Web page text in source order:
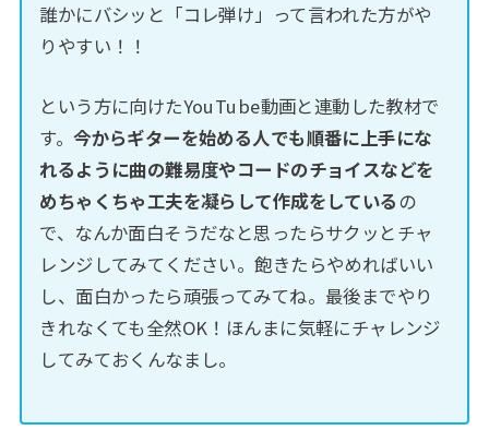
誰かにバシッと「コレ弾け」って言われた方がや
りやすい！！
という方に向けたYouTube動画と連動した教材で
す。今からギターを始める人でも順番に上手にな
れるように曲の難易度やコードのチョイスなどを
めちゃくちゃ工夫を凝らして作成をしているの
で、なんか面白そうだなと思ったらサクッとチャ
レンジしてみてください。飽きたらやめればいい
し、面白かったら頑張ってみてね。最後までやり
きれなくても全然OK！ほんまに気軽にチャレンジ
してみておくんなまし。